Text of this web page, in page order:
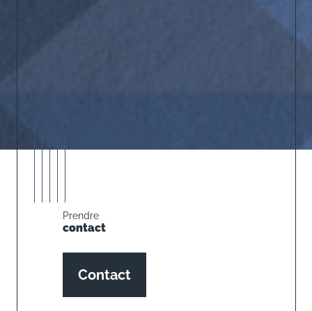
Prendre
contact
Contact